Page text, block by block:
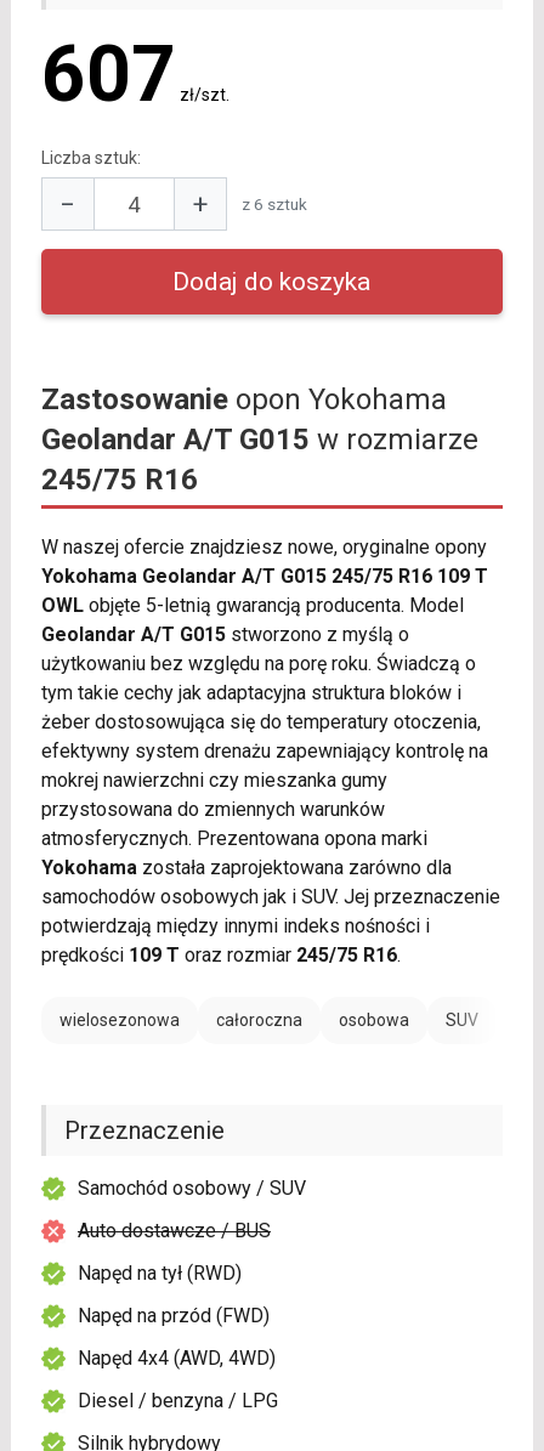
607 zł/szt.
Liczba sztuk:
− + z 6 sztuk
Zastosowanieopon Yokohama
Geolandar A/T G015 w rozmiarze
245/75 R16
W naszej ofercie znajdziesz nowe, oryginalne opony
Yokohama Geolandar A/T G015 245/75 R16 109 T
OWLobjęte 5-letnią gwarancją producenta. Model
Geolandar A/T G015stworzono z myślą o
użytkowaniu bez względu na porę roku. Świadczą o
tym takie cechy jak adaptacyjna struktura bloków i
żeber dostosowująca się do temperatury otoczenia,
efektywny system drenażu zapewniający kontrolę na
mokrej nawierzchni czy mieszanka gumy
przystosowana do zmiennych warunków
atmosferycznych. Prezentowana opona marki
Yokohamazostała zaprojektowana zarówno dla
samochodów osobowych jak i SUV. Jej przeznaczenie
potwierdzają między innymi indeks nośności i
prędkości 109 T oraz rozmiar 245/75 R16.
wielosezonowa całoroczna osobowa SUV
Przeznaczenie
Samochód osobowy / SUV
Auto dostawcze / BUS
Napęd na tył (RWD)
Napęd na przód (FWD)
Napęd 4x4 (AWD, 4WD)
Diesel / benzyna / LPG
Silnik hybrydowy